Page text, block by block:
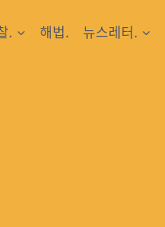
. 해법. 뉴스레터.